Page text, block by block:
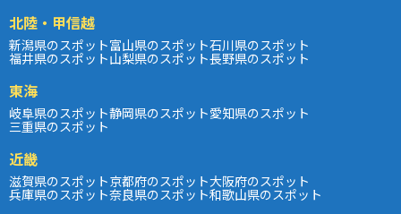
北陸・甲信越
新潟県のスポット富山県のスポット石川県のスポット
福井県のスポット山梨県のスポット長野県のスポット
東海
岐阜県のスポット静岡県のスポット愛知県のスポット
三重県のスポット
近畿
滋賀県のスポット京都府のスポット大阪府のスポット
兵庫県のスポット奈良県のスポット和歌山県のスポット